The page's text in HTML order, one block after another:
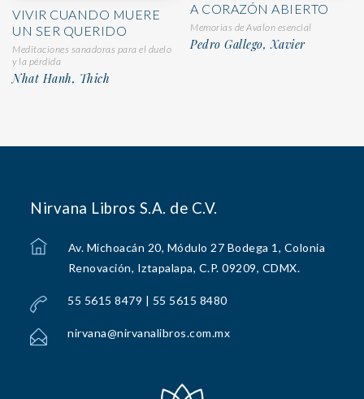
VIVIR CUANDO MUERE
UN SER QUERIDO
Meditaciones sanadoras para el duelo
y la pérdida
Nhat Hanh, Thich
A CORAZÓN ABIERTO
Memorias de Avalon esencial
Pedro Gallego, Xavier
Nirvana Libros S.A. de C.V.
Av. Michoacán 20, Módulo 27 Bodega 1, Colonia
Renovación, Iztapalapa, C.P. 09209, CDMX.
55 5615 8479 | 55 5615 8480
nirvana@nirvanalibros.com.mx